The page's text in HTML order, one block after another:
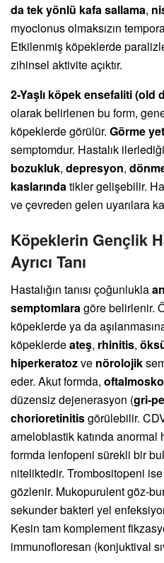
da tek yönlü kafa sallama,
myoclonus olmaksızın
Etkilenmiş köpeklerde
zihinsel aktivite açıktır.
2-Yaşlı köpek ensefaliti (old
olarak belirlenen bu form,
köpeklerde görülür. Görme
semptomdur. Hastalık
bozukluk, depresyon,
kaslarındatikler gelişebilir.
ve çevreden gelen uyarılara
Köpeklerin Gençlik
Ayrıcı Tanı
Hastalığın tanısı çoğunlukla
semptomlaragöre belirlenir.
köpeklerde ya da
köpeklerdeateş, rhinitis,
hiperkeratozve nörolojik
eder. Akut formda,
düzensiz dejenerasyon (gri-
chorioretinitisgörülebilir.
ameloblastik katında
formda lenfopeni sürekli bir
niteliktedir. Trombositopeni
gözlenir. Mukopurulent göz-
sekunder bakteri yel
Kesin tam komplement
immunofloresan (konjuktival